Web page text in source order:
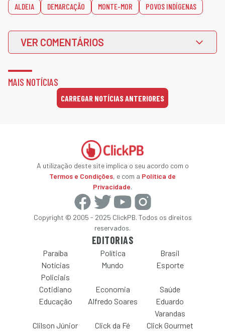
ALDEIA DEMARCAÇÃO MONTE-MOR POVOS INDÍGENAS
VER COMENTÁRIOS
MAIS NOTÍCIAS
CARREGAR NOTÍCIAS ANTERIORES
A utilização deste site implica o seu acordo com o
Termos e Condições, e com a Política de
Privacidade.
Copyright © 2005 - 2025 ClickPB. Todos os direitos
reservados.
EDITORIAS
Paraíba Política
Brasil
Notícias
Policiais
Mundo Esporte
Cotidiano Economia
Saúde
Educação
Alfredo Soares
Eduardo
Varandas
Clilson Júnior
Click da Fé
Click Gourmet